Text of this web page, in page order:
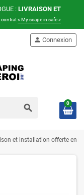
: LIVRAISON ET
contrat« My scape in safe »
search
person Connexion
0
et installation offerte en